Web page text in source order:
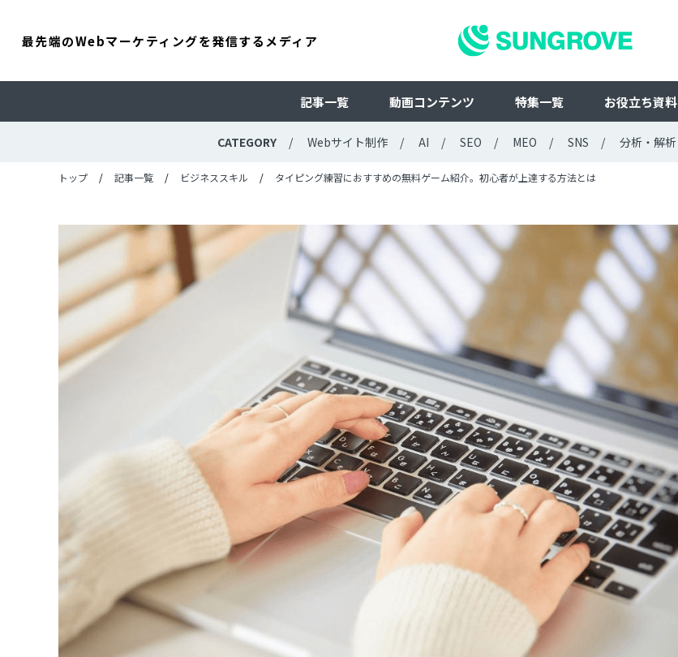
最先端のWebマーケティングを発信するメディア
記事一覧 動画コンテンツ 特集一覧 お役立ち資料
CATEGORY Webサイト制作 AI SEO MEO SNS 分析・解析
トップ 記事一覧 ビジネススキル タイピング練習におすすめの無料ゲーム紹介。初心者が上達する方法とは